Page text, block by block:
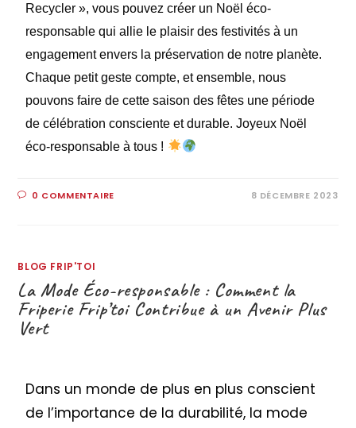
Recycler », vous pouvez créer un Noël éco-
responsable qui allie le plaisir des festivités à un
engagement envers la préservation de notre planète.
Chaque petit geste compte, et ensemble, nous
pouvons faire de cette saison des fêtes une période
de célébration consciente et durable. Joyeux Noël
éco-responsable à tous !
0 COMMENTAIRE 8 DÉCEMBRE 2023
BLOG FRIP'TOI
La Mode Éco-responsable : Comment la
Friperie Frip’toi Contribue à un Avenir Plus
Vert
Dans un monde de plus en plus conscient
de l’importance de la durabilité, la mode